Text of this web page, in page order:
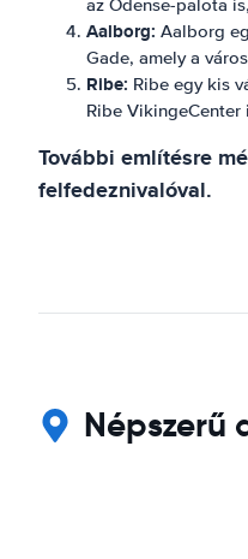
az Odense-palota
Aalborg: Aalborg
Gade, amely a
Ribe: Ribe egy kis
Ribe
További említésre
felfedeznivalóval.
Népszerű